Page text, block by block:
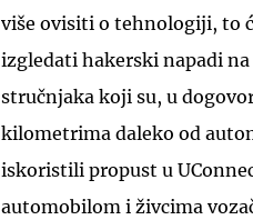
više ovisiti o tehnologiji, to
izgledati hakerski napadi
stručnjaka koji su, u
kilometrima daleko od
iskoristili propust u
automobilom i živcima